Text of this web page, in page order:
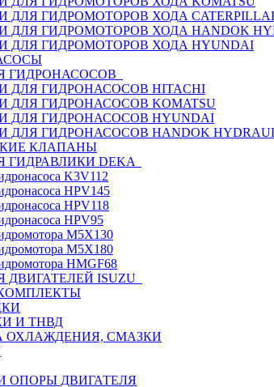
ДЛЯ ГИДРОМОТОРОВ ХОДА
ДЛЯ ГИДРОМОТОРОВ ХОДА HANDOK
ДЛЯ ГИДРОМОТОРОВ ХОДА HYUNDAI
ГИДРОНАСОСОВ
ДЛЯ ГИДРОНАСОСОВ HITACHI
ДЛЯ ГИДРОНАСОСОВ KOMATSU
ДЛЯ ГИДРОНАСОСОВ HYUNDAI
ДЛЯ ГИДРОНАСОСОВ HANDOK
КЛАПАНЫ
ГИДРАВЛИКИ DEKA
K3V112
HPV145
HPV118
HPV95
M5X130
M5X180
HMGF68
ДВИГАТЕЛЕЙ ISUZU
И ТНВД
ОХЛАЖДЕНИЯ, СМАЗКИ
ОПОРЫ ДВИГАТЕЛЯ